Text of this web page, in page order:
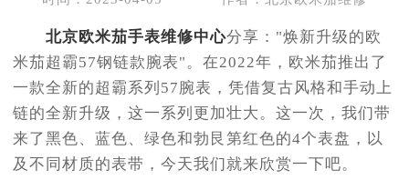
北京欧米茄手表维修中心分享："焕新升级的欧
米茄超霸57钢链款腕表"。在2022年，欧米茄推出了
一款全新的超霸系列57腕表，凭借复古风格和手动上
链的全新升级，这一系列更加壮大。这一次，我们带
来了黑色、蓝色、绿色和勃艮第红色的4个表盘，以
及不同材质的表带，今天我们就来欣赏一下吧。